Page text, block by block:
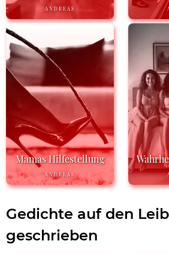
ANDREAS
Mamas Hilfestellung
ANDREAS
Gedichte auf den Leib
geschrieben